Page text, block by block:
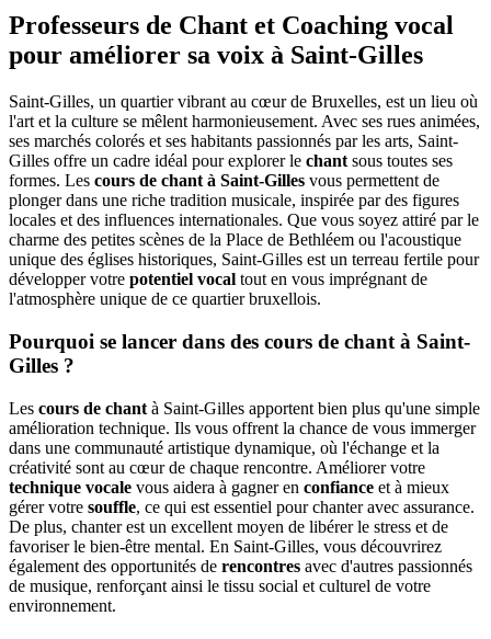
Professeurs de Chant et Coaching vocal
pour améliorer sa voix à Saint-Gilles
Saint-Gilles, un quartier vibrant au cœur de Bruxelles, est un lieu où
l'art et la culture se mêlent harmonieusement. Avec ses rues animées,
ses marchés colorés et ses habitants passionnés par les arts, Saint-
Gilles offre un cadre idéal pour explorer le chant sous toutes ses
formes. Les cours de chant à Saint-Gilles vous permettent de
plonger dans une riche tradition musicale, inspirée par des figures
locales et des influences internationales. Que vous soyez attiré par le
charme des petites scènes de la Place de Bethléem ou l'acoustique
unique des églises historiques, Saint-Gilles est un terreau fertile pour
développer votre potentiel vocal tout en vous imprégnant de
l'atmosphère unique de ce quartier bruxellois.
Pourquoi se lancer dans des cours de chant à Saint-
Gilles ?
Les cours de chant à Saint-Gilles apportent bien plus qu'une simple
amélioration technique. Ils vous offrent la chance de vous immerger
dans une communauté artistique dynamique, où l'échange et la
créativité sont au cœur de chaque rencontre. Améliorer votre
technique vocale vous aidera à gagner en confiance et à mieux
gérer votre souffle, ce qui est essentiel pour chanter avec assurance.
De plus, chanter est un excellent moyen de libérer le stress et de
favoriser le bien-être mental. En Saint-Gilles, vous découvrirez
également des opportunités de rencontres avec d'autres passionnés
de musique, renforçant ainsi le tissu social et culturel de votre
environnement.